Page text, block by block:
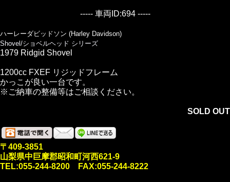
----- 車両ID:694 -----
ハーレーダビッドソン (Harley Davidson)
Shovel/ショベルヘッド シリーズ
1979 Ridgid Shovel
1200cc FXEF リジッドフレーム
かっこが良い一台です。
※ご納車の整備等はご相談ください。
SOLD OUT
〒409-3851
山梨県中巨摩郡昭和町河西621-9
TEL:055-244-8200 FAX:055-244-8222